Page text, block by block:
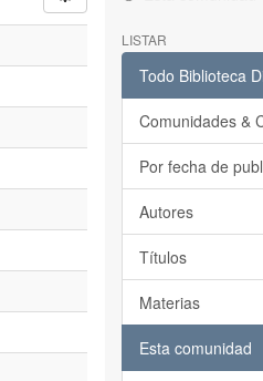
LISTAR
Todo Biblioteca
Comunidades &
Por fecha de
Autores
Títulos
Materias
Esta comunidad